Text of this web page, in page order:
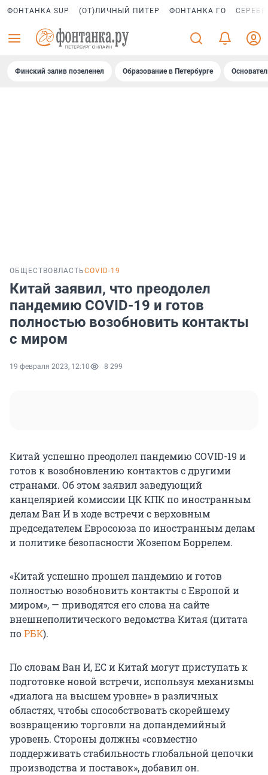
ФОНТАНКА SUP (ОТ)ЛИЧНЫЙ ПИТЕР ФОНТАНКА ГО
Финский залив позеленел Образование в Петербурге
ОБЩЕСТВО ВЛАСТЬCOVID-19
Китай заявил, что преодолел
пандемию COVID-19 и готов
полностью возобновить контакты
с миром
19 февраля 2023, 12:10 8 299
Китай успешно преодолел пандемию COVID-19 и
готов к возобновлению контактов с другими
странами. Об этом заявил заведующий
канцелярией комиссии ЦК КПК по иностранным
делам Ван И в ходе встречи с верховным
председателем Евросоюза по иностранным делам
и политике безопасности Жозепом Боррелем.
«Китай успешно прошел пандемию и готов
полностью возобновить контакты с Европой и
миром», — приводятся его слова на сайте
внешнеполитического ведомства Китая (цитата
поРБК).
По словам Ван И, ЕС и Китай могут приступать к
подготовке новой встречи, используя механизмы
«диалога на высшем уровне» в различных
областях, чтобы способствовать скорейшему
возвращению торговли на допандемийный
уровень. Стороны должны «совместно
поддерживать стабильность глобальной цепочки
производства и поставок», добавил он.